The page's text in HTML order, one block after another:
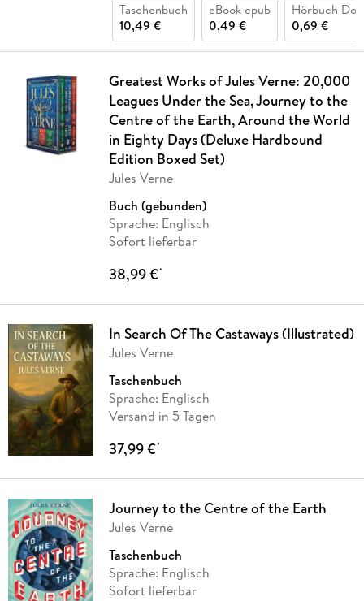
Taschenbuch
10,49 €
eBook epub
0,49 €
Hörbuch
0,69 €
Greatest Works of Jules Verne: 20,000
Leagues Under the Sea, Journey to the
Centre of the Earth, Around the World
in Eighty Days (Deluxe Hardbound
Edition Boxed Set)
Jules Verne
Buch (gebunden)
Sprache: Englisch
Sofort lieferbar
38,99 €*
In Search Of The Castaways (Illustrated)
Jules Verne
Taschenbuch
Sprache: Englisch
Versand in 5 Tagen
37,99 €*
Journey to the Centre of the Earth
Jules Verne
Taschenbuch
Sprache: Englisch
Sofort lieferbar